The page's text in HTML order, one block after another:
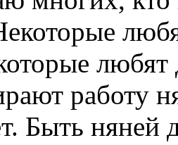
работу
Быть няней